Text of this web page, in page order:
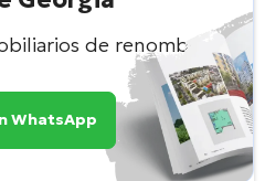
de renombre
WhatsApp